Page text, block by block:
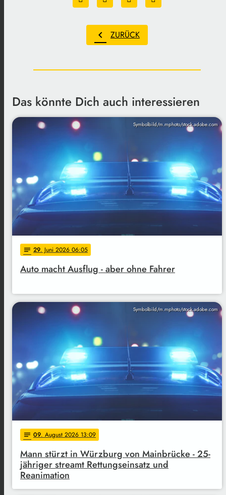
chevron_left ZURÜCK
Das könnte Dich auch interessieren
Symbolbild/m.mphoto/stock.adobe.com
notes 29. Juni 2026 06:05
Auto macht Ausflug - aber ohne Fahrer
Symbolbild/m.mphoto/stock.adobe.com
notes 09. August 2026 13:09
Mann stürzt in Würzburg von Mainbrücke - 25-
jähriger streamt Rettungseinsatz und
Reanimation